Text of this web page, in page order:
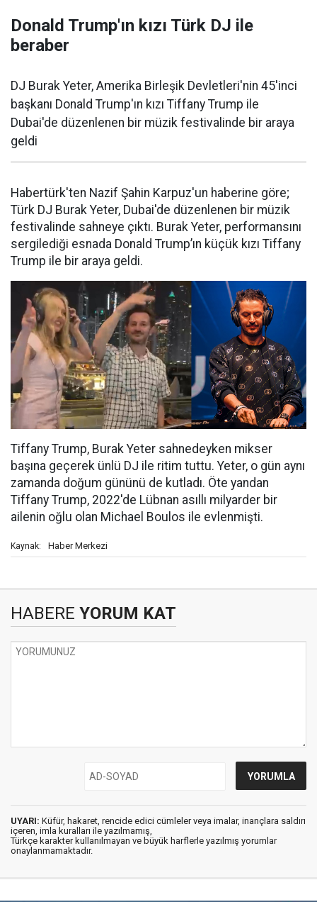
Donald Trump'ın kızı Türk DJ ile
beraber
DJ Burak Yeter, Amerika Birleşik Devletleri'nin 45'inci
başkanı Donald Trump'ın kızı Tiffany Trump ile
Dubai'de düzenlenen bir müzik festivalinde bir araya
geldi
Habertürk'ten Nazif Şahin Karpuz'un haberine göre;
Türk DJ Burak Yeter, Dubai'de düzenlenen bir müzik
festivalinde sahneye çıktı. Burak Yeter, performansını
sergilediği esnada Donald Trump’ın küçük kızı Tiffany
Trump ile bir araya geldi.
Tiffany Trump, Burak Yeter sahnedeyken mikser
başına geçerek ünlü DJ ile ritim tuttu. Yeter, o gün aynı
zamanda doğum gününü de kutladı. Öte yandan
Tiffany Trump, 2022'de Lübnan asıllı milyarder bir
ailenin oğlu olan Michael Boulos ile evlenmişti.
Kaynak: Haber Merkezi
HABERE YORUM KAT
UYARI: Küfür, hakaret, rencide edici cümleler veya imalar, inançlara saldırı
içeren, imla kuralları ile yazılmamış,
Türkçe karakter kullanılmayan ve büyük harflerle yazılmış yorumlar
onaylanmamaktadır.